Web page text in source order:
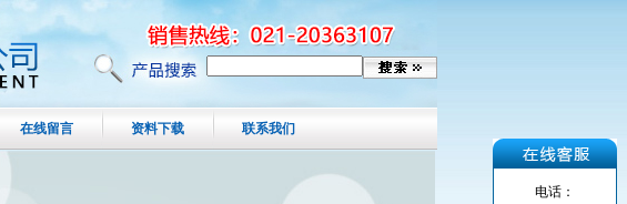
在线留言 资料下载 联系我们
电话：